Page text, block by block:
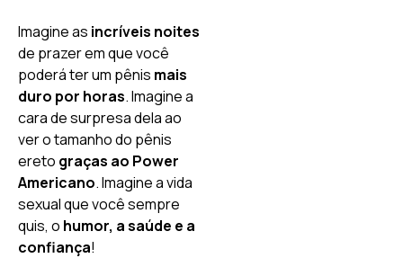
Imagine as incríveis noites
de prazer em que você
poderá ter um pênis mais
duro por horas. Imagine a
cara de surpresa dela ao
ver o tamanho do pênis
ereto graças ao Power
Americano. Imagine a vida
sexual que você sempre
quis, o humor, a saúde e a
confiança!